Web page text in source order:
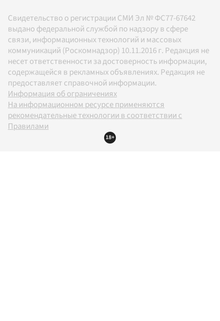
Свидетельство о регистрации СМИ Эл № ФС77-67642
выдано федеральной службой по надзору в сфере
связи, информационных технологий и массовых
коммуникаций (Роскомнадзор) 10.11.2016 г. Редакция не
несет ответственности за достоверность информации,
содержащейся в рекламных объявлениях. Редакция не
предоставляет справочной информации.
Информация об ограничениях
На информационном ресурсе применяются
рекомендательные технологии в соответствии с
Правилами
18+